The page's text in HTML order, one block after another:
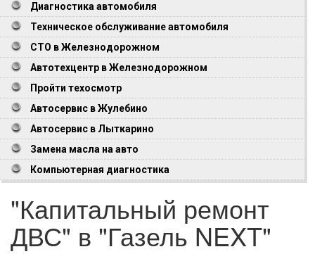
Диагностика автомобиля
Техническое обслуживание автомобиля
СТО в Железнодорожном
Автотехцентр в Железнодорожном
Пройти техосмотр
Автосервис в Жулебино
Автосервис в Лыткарино
Замена масла на авто
Компьютерная диагностика
"Капитальный ремонт
ДВС" в "Газель NEXT"